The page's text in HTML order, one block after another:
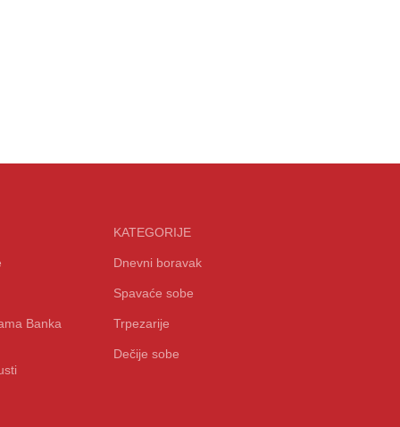
Banka
KATEGORIJE
Dnevni boravak
Spavaće sobe
Trpezarije
Dečije sobe